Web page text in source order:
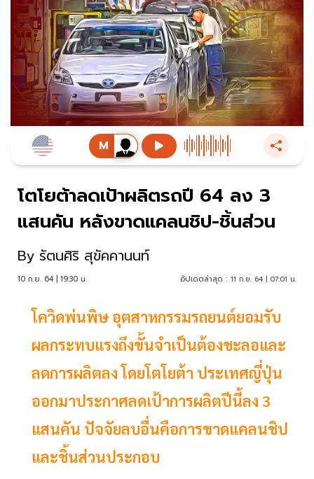
โตโยต้าลดเป้าผลิตรถปี 64 ลง 3
แสนคัน หลังขาดแคลนชิป-ชิ้นส่วน
By รัตนศิริ สุขัคคานนท์
10 ก.ย. 64 | 19:30 น. อัปเดตล่าสุด : 11 ก.ย. 64 | 07:01 น.
โควิดพ่นพิษ อุตสาหกรรมรถยนต์ยอมรับ
ผลกระทบแรงถึงขั้นจำเป็นต้องชะลอและ
ลดการผลิตลง โดยโตโยต้า ประเทศญี่ปุ่น
ออกมาประกาศลดเป้าการผลิตปีนี้ลง 3
แสนคัน ปัจจัยลบอื่นคือการขาดแคลนชิป
และชิ้นส่วนประกอบ